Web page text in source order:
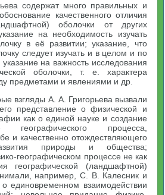
содержат много правильных и
качественного отличия
оболочки от других
на необходимость изучать
в её развитии; указание, что
следует изучать и в целом и по
на важность исследования
оболочки, т. е. характера
предметами и явлениями и др.
взгляды А. А. Григорьева вызвали
представление о физической и
как о единой науке и создание
географического процесса,
и качественно отождествляющего
природы и общества;
географическом процессе не как
географической (ландшафтной)
например, С. В. Калесник и
единовременном взаимодействии